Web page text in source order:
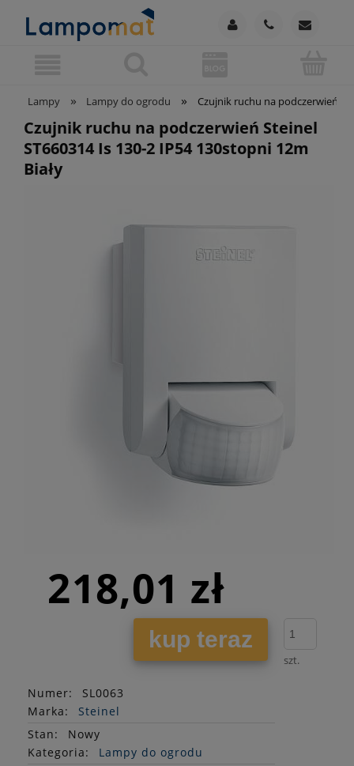
Lampy » Lampy do ogrodu » Czujnik ruchu na podczerwień
Czujnik ruchu na podczerwień Steinel
ST660314 Is 130-2 IP54 130stopni 12m
Biały
218,01 zł
kup teraz
szt.
Numer:
SL0063
Marka:
Steinel
Stan:
Nowy
Kategoria:
Lampy do ogrodu